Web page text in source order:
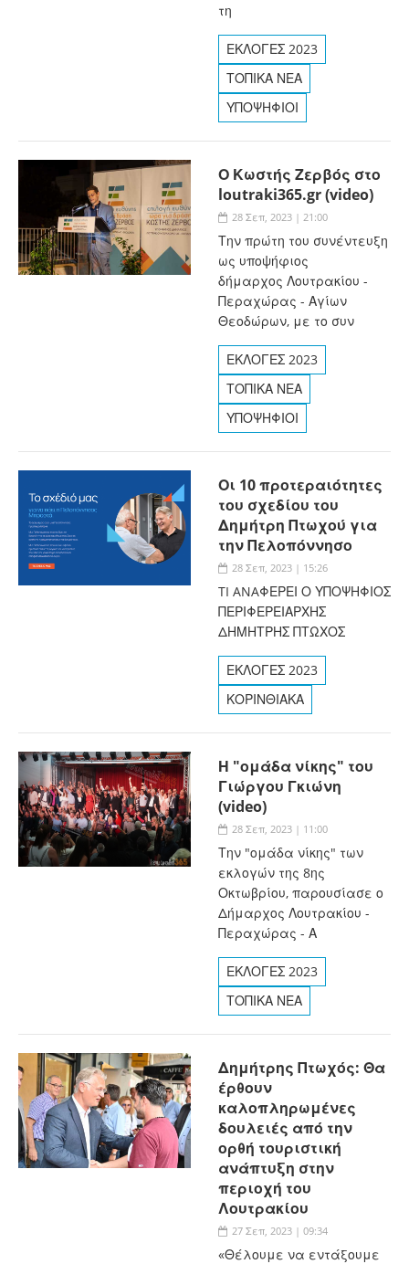
τη
ΕΚΛΟΓΕΣ 2023
ΤΟΠΙΚΑ ΝΕΑ
ΥΠΟΨΗΦΙΟΙ
Ο Κωστής Ζερβός στο
loutraki365.gr (video)
28 Σεπ, 2023 | 21:00
Την πρώτη του συνέντευξη
ως υποψήφιος
δήμαρχος Λουτρακίου -
Περαχώρας - Αγίων
Θεοδώρων, με το συν
ΕΚΛΟΓΕΣ 2023
ΤΟΠΙΚΑ ΝΕΑ
ΥΠΟΨΗΦΙΟΙ
Οι 10 προτεραιότητες
του σχεδίου του
Δημήτρη Πτωχού για
την Πελοπόννησο
28 Σεπ, 2023 | 15:26
TI ANAΦΕΡΕΙ Ο ΥΠΟΨΗΦΙΟΣ
ΠΕΡΙΦΕΡΕΙΑΡΧΗΣ
ΔΗΜΗΤΡΗΣ ΠΤΩΧΟΣ
ΕΚΛΟΓΕΣ 2023
ΚΟΡΙΝΘΙΑΚΑ
Η "ομάδα νίκης" του
Γιώργου Γκιώνη
(video)
28 Σεπ, 2023 | 11:00
Την "ομάδα νίκης" των
εκλογών της 8ης
Οκτωβρίου, παρουσίασε ο
Δήμαρχος Λουτρακίου -
Περαχώρας - Α
ΕΚΛΟΓΕΣ 2023
ΤΟΠΙΚΑ ΝΕΑ
Δημήτρης Πτωχός: Θα
έρθουν
καλοπληρωμένες
δουλειές από την
ορθή τουριστική
ανάπτυξη στην
περιοχή του
Λουτρακίου
27 Σεπ, 2023 | 09:34
«Θέλουμε να εντάξουμε